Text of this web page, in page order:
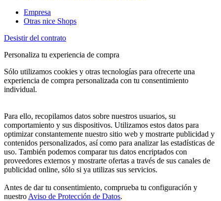
Empresa
Otras nice Shops
Desistir del contrato
Personaliza tu experiencia de compra
Sólo utilizamos cookies y otras tecnologías para ofrecerte una
experiencia de compra personalizada con tu consentimiento
individual.
Para ello, recopilamos datos sobre nuestros usuarios, su
comportamiento y sus dispositivos. Utilizamos estos datos para
optimizar constantemente nuestro sitio web y mostrarte publicidad y
contenidos personalizados, así como para analizar las estadísticas de
uso. También podemos comparar tus datos encriptados con
proveedores externos y mostrarte ofertas a través de sus canales de
publicidad online, sólo si ya utilizas sus servicios.
Antes de dar tu consentimiento, comprueba tu configuración y
nuestro Aviso de Protección de Datos.